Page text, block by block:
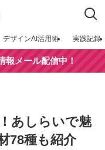
デザインAI活用術 実践記録
メール配信中！
あしらいで魅
78種も紹介